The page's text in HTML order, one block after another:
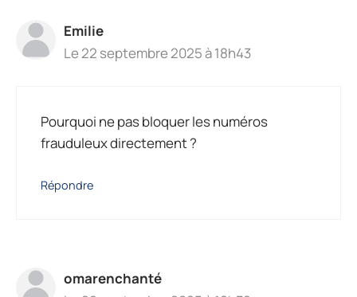
Emilie
Le 22 septembre 2025 à 18h43
Pourquoi ne pas bloquer les numéros
frauduleux directement ?
Répondre
omarenchanté